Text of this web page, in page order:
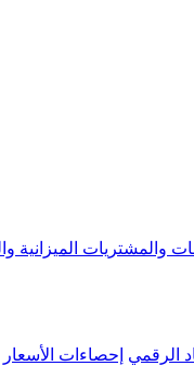
والمشتريات
الرقمي إحصاءات الأسعار